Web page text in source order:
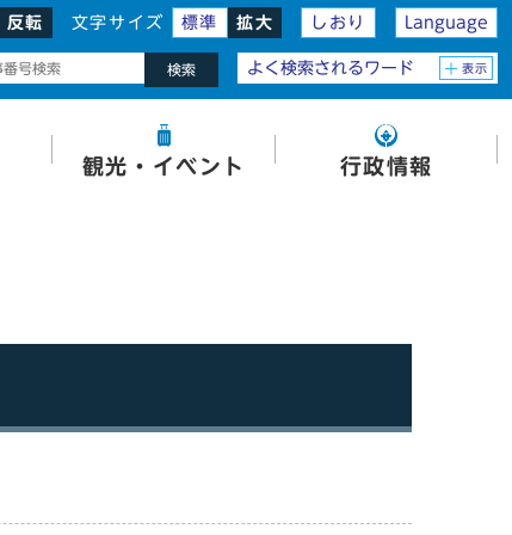
反転 文字サイズ 標準 拡大 しおり Language
検索 よく検索されるワード 表示
観光・イベント 行政情報